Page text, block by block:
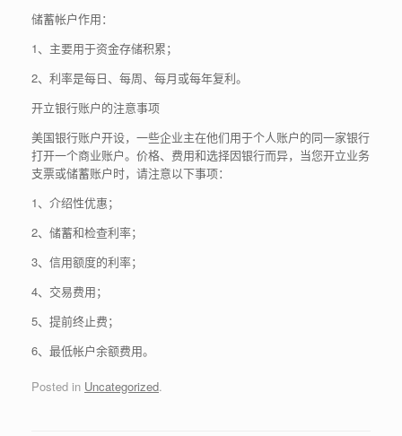
储蓄帐户作用：
1、主要用于资金存储积累；
2、利率是每日、每周、每月或每年复利。
开立银行账户的注意事项
美国银行账户开设，一些企业主在他们用于个人账户的同一家银行
打开一个商业账户。价格、费用和选择因银行而异，当您开立业务
支票或储蓄账户时，请注意以下事项：
1、介绍性优惠；
2、储蓄和检查利率；
3、信用额度的利率；
4、交易费用；
5、提前终止费；
6、最低帐户余额费用。
Posted in Uncategorized.